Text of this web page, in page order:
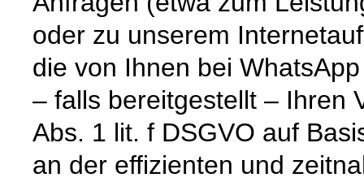
oder zu unserem
die von Ihnen bei
– falls bereitgestellt – Ihren
Abs. 1 lit. f DSGVO auf
an der effizienten und